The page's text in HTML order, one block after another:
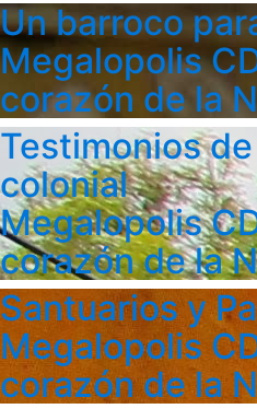
Un barroco
Megalopolis
corazón de la
Testimonios
colonial
Megalopolis
corazón de la
Santuarios y
Megalopolis
corazón de la